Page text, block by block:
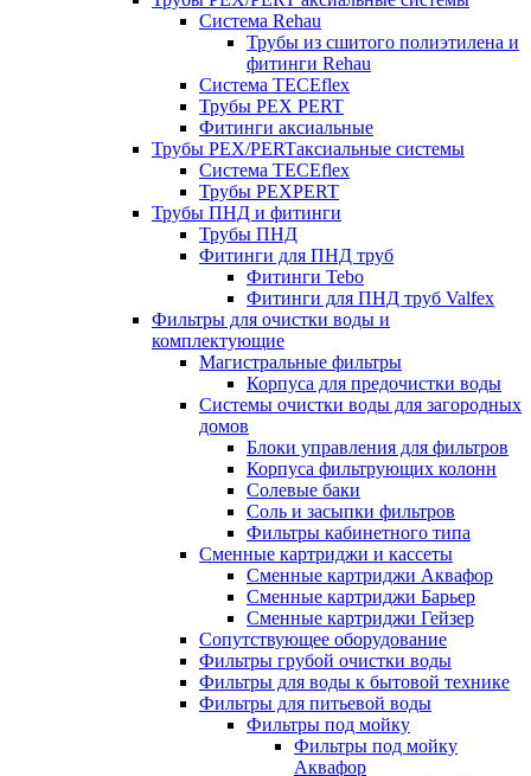
Система Rehau
Трубы из сшитого полиэтилена и
фитинги Rehau
Система TECEflex
Трубы PEX PERT
Фитинги аксиальные
Трубы PEX/PERTаксиальные системы
Система TECEflex
Трубы PEXPERT
Трубы ПНД и фитинги
Трубы ПНД
Фитинги для ПНД труб
Фитинги Tebo
Фитинги для ПНД труб Valfex
Фильтры для очистки воды и
комплектующие
Магистральные фильтры
Корпуса для предочистки воды
Системы очистки воды для загородных
домов
Блоки управления для фильтров
Корпуса фильтрующих колонн
Солевые баки
Соль и засыпки фильтров
Фильтры кабинетного типа
Сменные картриджи и кассеты
Сменные картриджи Аквафор
Сменные картриджи Барьер
Сменные картриджи Гейзер
Сопутствующее оборудование
Фильтры грубой очистки воды
Фильтры для воды к бытовой технике
Фильтры для питьевой воды
Фильтры под мойку
Фильтры под мойку
Аквафор